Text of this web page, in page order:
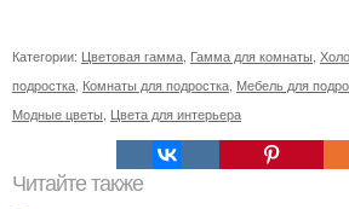
Категории: Цветовая гамма Гамма для комнаты
подростка Комнаты для подростка Мебель для
Модные цветы Цвета для интерьера
Читайте также